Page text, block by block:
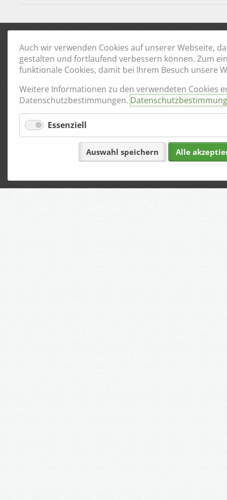
Auch wir verwenden Cookies auf unserer Webseite,
gestalten und fortlaufend verbessern können. Zum
funktionale Cookies, damit bei Ihrem Besuch unsere
Weitere Informationen zu den verwendeten Cookies
Datenschutzbestimmungen.
Essenziell
Auswahl speichern Alle